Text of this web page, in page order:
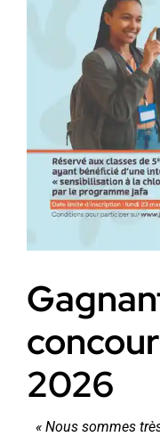
2026
« Nous sommes